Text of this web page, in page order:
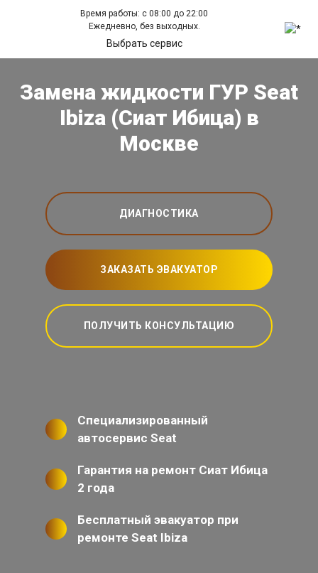
Время работы: с 08:00 до 22:00
Ежедневно, без выходных.
Выбрать сервис
Замена жидкости ГУР Seat
Ibiza (Сиат Ибица) в
Москве
ДИАГНОСТИКА
ЗАКАЗАТЬ ЭВАКУАТОР
ПОЛУЧИТЬ КОНСУЛЬТАЦИЮ
Специализированный
автосервис Seat
Гарантия на ремонт Сиат Ибица
2 года
Бесплатный эвакуатор при
ремонте Seat Ibiza